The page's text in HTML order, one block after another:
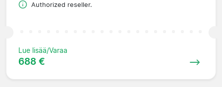
Authorized reseller.
Lue lisää/Varaa
688 €